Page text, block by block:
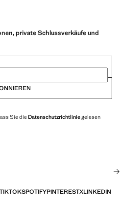
private Schlussverkäufe und
Sie dieDatenschutzrichtliniegelesen
TIKTOKSPOTIFYPINTERESTXLINKEDIN